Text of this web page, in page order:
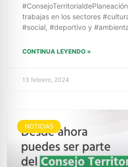
trabajas en los sectores
#social, #deportivo y
CONTINUA LEYENDO »
13 febrero, 2024
NOTICIAS